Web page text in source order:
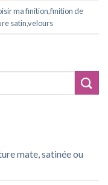
ma finition,finition de
satin,velours
mate, satinée ou